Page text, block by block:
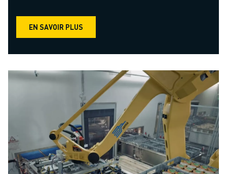
EN SAVOIR PLUS